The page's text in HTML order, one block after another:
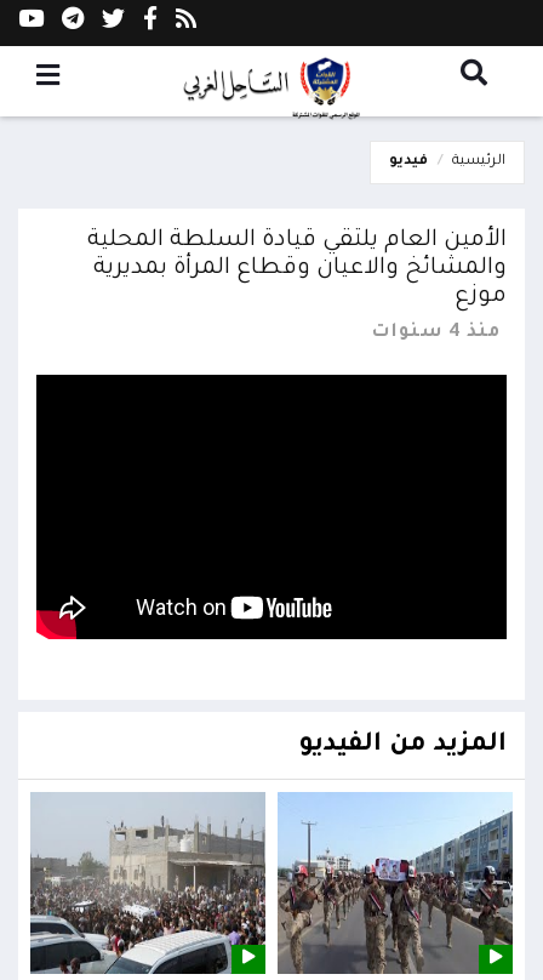
الرئيسية فيديو
الأمين العام يلتقي قيادة السلطة المحلية
والمشائخ والاعيان وقطاع المرأة بمديرية
موزع
منذ 4 سنوات
المزيد من الفيديو